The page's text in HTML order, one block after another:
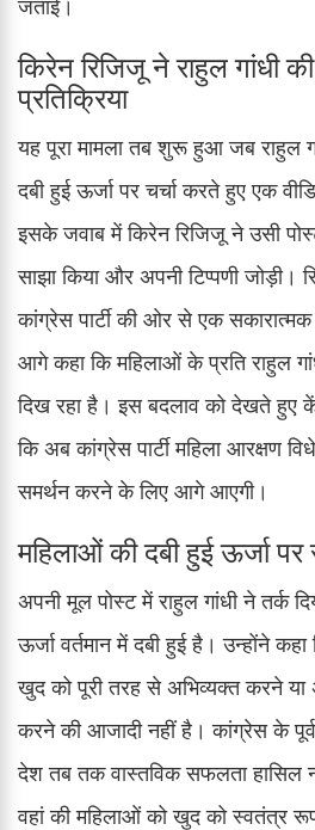
जताई।
किरेन रिजिजू ने राहुल गांधी
प्रतिक्रिया
यह पूरा मामला तब शुरू हुआ जब राहुल
दबी हुई ऊर्जा पर चर्चा करते हुए एक
इसके जवाब में किरेन रिजिजू ने उसी
साझा किया और अपनी टिप्पणी जोड़ी।
कांग्रेस पार्टी की ओर से एक
आगे कहा कि महिलाओं के प्रति राहुल
दिख रहा है। इस बदलाव को देखते हुए
कि अब कांग्रेस पार्टी महिला आरक्षण
समर्थन करने के लिए आगे आएगी।
महिलाओं की दबी हुई ऊर्जा पर
अपनी मूल पोस्ट में राहुल गांधी ने तर्क
ऊर्जा वर्तमान में दबी हुई है। उन्होंने
खुद को पूरी तरह से अभिव्यक्त करने या
करने की आजादी नहीं है। कांग्रेस के
देश तब तक वास्तविक सफलता
वहां की महिलाओं को खुद को स्वतंत्र